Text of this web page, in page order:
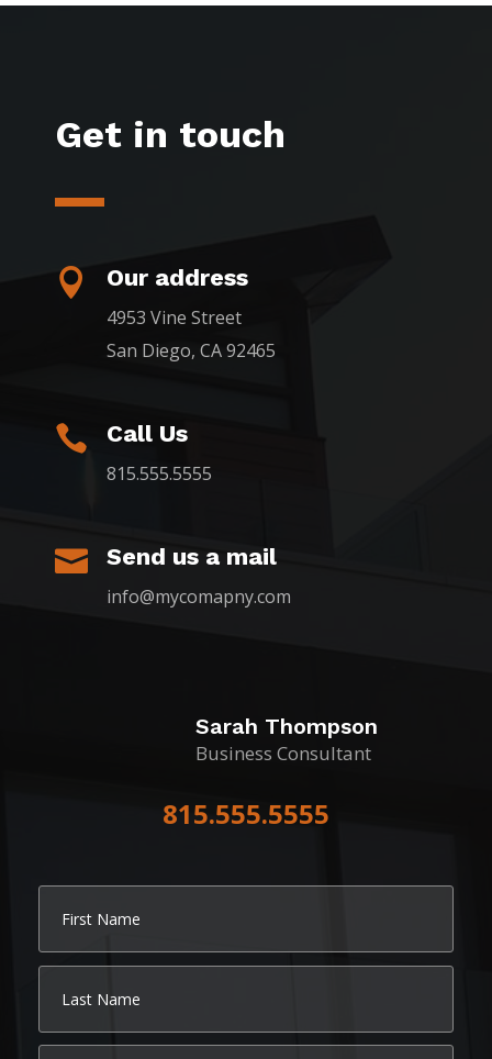
Get in touch
 Our address
4953 Vine Street
San Diego, CA 92465
 Call Us
815.555.5555
 Send us a mail
info@mycomapny.com
Sarah Thompson
Business Consultant
815.555.5555